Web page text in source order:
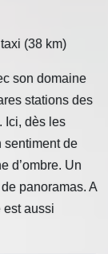
(38 km)
son domaine
stations des
Ici, dès les
sentiment de
d’ombre. Un
panoramas. A
est aussi